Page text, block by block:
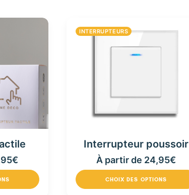
€
INTERRUPTEURS
Interrupteur poussoir
À partir de 24,95€
CHOIX DES OPTIONS